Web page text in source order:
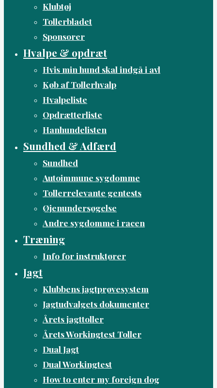
Klubtøj
Tollerbladet
Sponsorer
Hvalpe & opdræt
Hvis min hund skal indgå i avl
Køb af Tollerhvalp
Hvalpeliste
Opdrætterliste
Hanhundelisten
Sundhed & Adfærd
Sundhed
Autoimmune sygdomme
Tollerrelevante gentests
Øjenundersøgelse
Andre sygdomme i racen
Træning
Info for instruktører
Jagt
Klubbens jagtprøvesystem
Jagtudvalgets dokumenter
Årets jagttoller
Årets Workingtest Toller
Dual Jagt
Dual Workingtest
How to enter my foreign dog